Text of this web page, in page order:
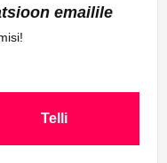
emailile
Telli